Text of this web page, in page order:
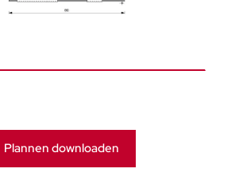
Plannen downloaden